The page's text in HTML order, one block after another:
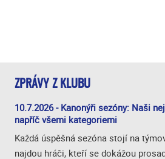
ZPRÁVY Z KLUBU
10.7.2026 - Kanonýři sezóny: Naši
napříč všemi kategoriemi
Každá úspěšná sezóna stojí na
najdou hráči, kteří se dokážou